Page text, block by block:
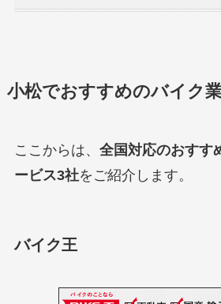
小松でおすすめのバイク
ここからは、 全国対応のおすす
ービス3社をご紹介します。
バイク王